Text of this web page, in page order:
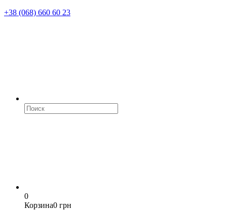
+38 (068) 660 60 23
0
Корзина0 грн